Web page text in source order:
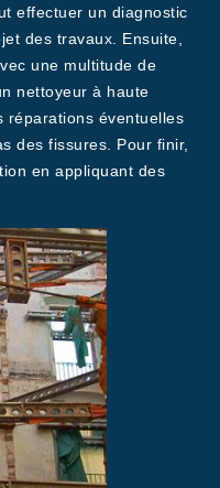
effectuer un diagnostic
des travaux. Ensuite,
une multitude de
nettoyeur à haute
réparations éventuelles
des fissures. Pour finir,
en appliquant des